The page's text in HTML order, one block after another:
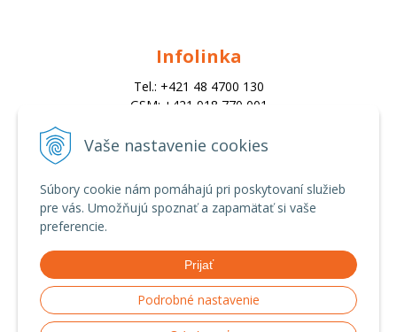
Vaše nastavenie cookies
Súbory cookie nám pomáhajú pri poskytovaní služieb
pre vás. Umožňujú spoznať a zapamätať si vaše
preferencie.
Prijať
Podrobné nastavenie
Infolinka
Tel.: +421 48 4700 130
GSM: +421 918 770 001
trade@alk.sk
Obchodné podmienky
Ochrana osobných údajov
Možnosti platby a doprava
Reklamačný poriadok